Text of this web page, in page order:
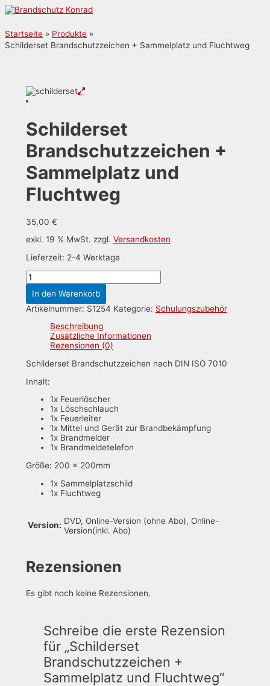
Zum
springen
Startseite
Produkte
Schilderset Brandschutzzeichen + Sammelplatz und Fluchtweg
Schilderset
Brandschutzzeichen +
Sammelplatz und
Fluchtweg
35,00 €
exkl. 19 % MwSt. zzgl. Versandkosten
Lieferzeit: 2-4 Werktage
Schilderset
Brandschutzzeichen
Sammelplatz
und
Fluchtweg
Menge
In den Warenkorb
Artikelnummer: S1254 Kategorie: Schulungszubehör
Beschreibung
Zusätzliche Informationen
Rezensionen (0)
Schilderset Brandschutzzeichen nach DIN ISO 7010
Inhalt:
1x Feuerlöscher
1x Löschschlauch
1x Feuerleiter
1x Mittel und Gerät zur Brandbekämpfung
1x Brandmelder
1x Brandmeldetelefon
Größe: 200 x 200mm
1x Sammelplatzschild
1x Fluchtweg
Version: DVD, Online-Version (ohne Abo), Online-
Version(inkl. Abo)
Rezensionen
Es gibt noch keine Rezensionen.
Schreibe die erste Rezension
für „Schilderset
Brandschutzzeichen +
Sammelplatz und Fluchtweg“